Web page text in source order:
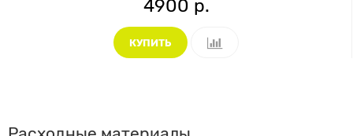
4900 р.
КУПИТЬ